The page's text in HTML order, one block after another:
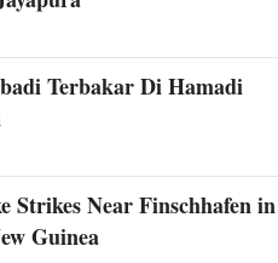
Terbakar Di Hamadi
Strikes Near Finschhafen in
Guinea